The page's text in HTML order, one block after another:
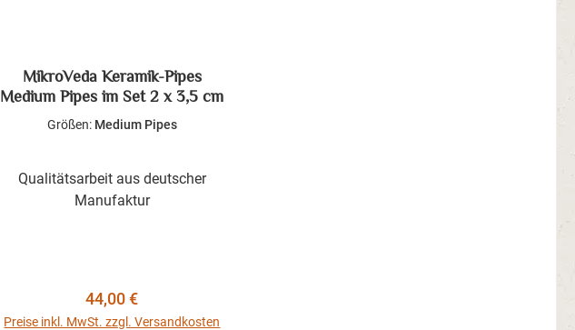
MikroVeda Keramik-Pipes
Medium Pipes im Set 2 x 3,5 cm
Größen: Medium Pipes
Qualitätsarbeit aus deutscher
Manufaktur
Regulärer Preis:
44,00 €
Preise inkl. MwSt. zzgl. Versandkosten